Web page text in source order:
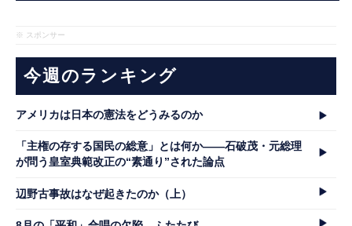
※ スポンサー
今週のランキング
アメリカは日本の憲法をどうみるのか
「主権の存する国民の総意」とは何か――石破茂・元総理
が問う皇室典範改正の“素通り”された論点
辺野古事故はなぜ起きたのか（上）